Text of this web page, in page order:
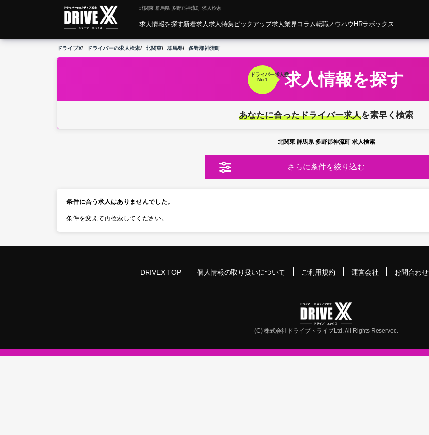
北関東 群馬県 多野郡神流町 求人検索
求人情報を探す新着求人求人特集ピックアップ求人業界コラム転職ノウハウ HRラボックス
ドライブX ドライバーの求人検索 北関東 群馬県 多野郡神流町
ドライバー求人数
No.1 求人情報を探す
あなたに合ったドライバー求人を素早く検索
北関東 群馬県 多野郡神流町 求人検索
さらに条件を絞り込む
条件に合う求人はありませんでした。
条件を変えて再検索してください。
DRIVEX TOP 個人情報の取り扱いについて ご利用規約 運営会社 お問合わせ
(C) 株式会社ドライブトライブLtd. All Rights Reserved.